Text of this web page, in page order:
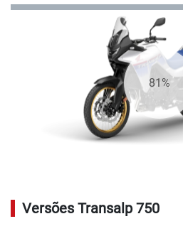
88%
Versões Transalp 750